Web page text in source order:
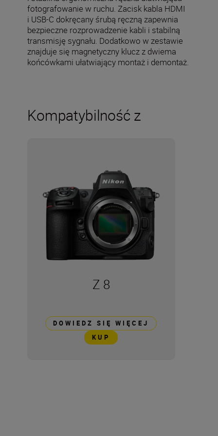
fotografowanie w ruchu. Zacisk kabla HDMI
i USB-C dokręcany śrubą ręczną zapewnia
bezpieczne rozprowadzenie kabli i stabilną
transmisję sygnału. Dodatkowo w zestawie
znajduje się magnetyczny klucz z dwiema
końcówkami ułatwiający montaż i demontaż.
Kompatybilność z
Z 8
DOWIEDZ SIĘ WIĘCEJ
KUP